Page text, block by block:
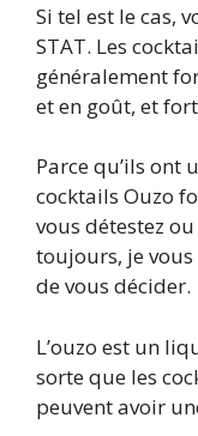
Si tel est le cas,
STAT. Les
généralement
et en goût, et
Parce qu’ils ont
cocktails Ouzo
vous détestez
toujours, je vous
de vous décider.
L’ouzo est un
sorte que les
peuvent avoir